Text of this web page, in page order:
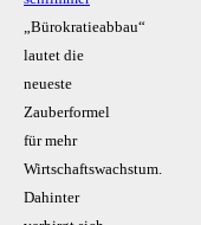
„Bürokratieabbau“
lautet die
neueste
Zauberformel
für mehr
Wirtschaftswachstum.
Dahinter